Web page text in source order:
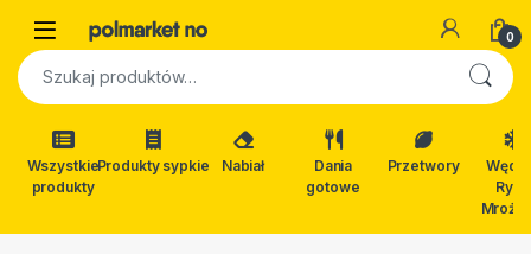
Open 0
Szukaj:
Wszystkie
produkty
Produkty sypkie Nabiał
Dania
gotowe
Przetwory
Ryby